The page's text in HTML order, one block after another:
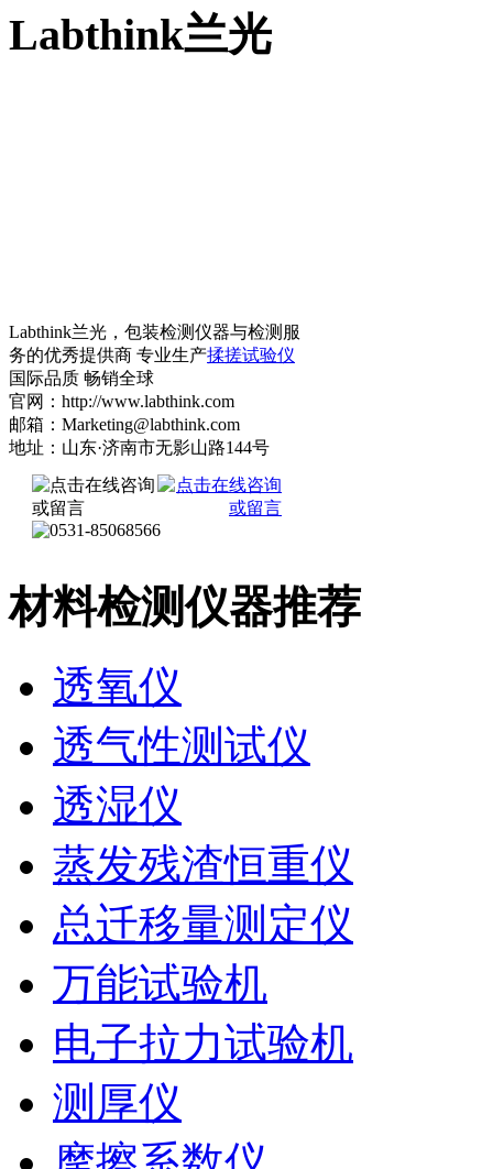
Labthink兰光
Labthink兰光，包装检测仪器与检测服
务的优秀提供商 专业生产揉搓试验仪
国际品质 畅销全球
官网：http://www.labthink.com
邮箱：Marketing@labthink.com
地址：山东·济南市无影山路144号
材料检测仪器推荐
透氧仪
透气性测试仪
透湿仪
蒸发残渣恒重仪
总迁移量测定仪
万能试验机
电子拉力试验机
测厚仪